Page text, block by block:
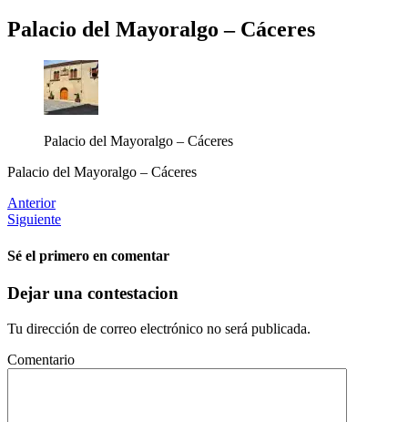
Palacio del Mayoralgo – Cáceres
Palacio del Mayoralgo – Cáceres
Palacio del Mayoralgo – Cáceres
Anterior
Siguiente
Sé el primero en comentar
Dejar una contestacion
Tu dirección de correo electrónico no será publicada.
Comentario